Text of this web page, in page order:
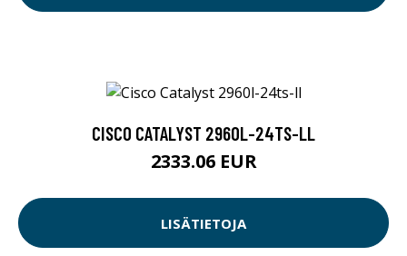
CISCO CATALYST 2960L-24TS-LL
2333.06 EUR
LISÄTIETOJA